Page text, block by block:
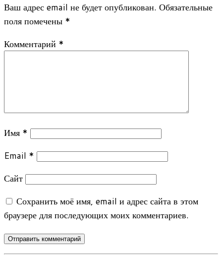
Ваш адрес email не будет опубликован. Обязательные
поля помечены *
Комментарий *
Имя *
Email *
Сайт
Сохранить моё имя, email и адрес сайта в этом
браузере для последующих моих комментариев.